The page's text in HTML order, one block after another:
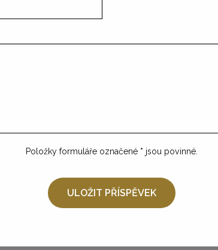
Položky formuláře označené * jsou povinné.